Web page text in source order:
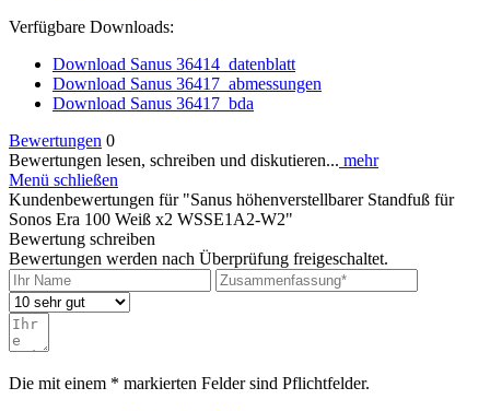
Verfügbare Downloads:
Download Sanus 36414_datenblatt
Download Sanus 36417_abmessungen
Download Sanus 36417_bda
Bewertungen 0
Bewertungen lesen, schreiben und diskutieren... mehr
Menü schließen
Kundenbewertungen für "Sanus höhenverstellbarer Standfuß für
Sonos Era 100 Weiß x2 WSSE1A2-W2"
Bewertung schreiben
Bewertungen werden nach Überprüfung freigeschaltet.
Die mit einem * markierten Felder sind Pflichtfelder.